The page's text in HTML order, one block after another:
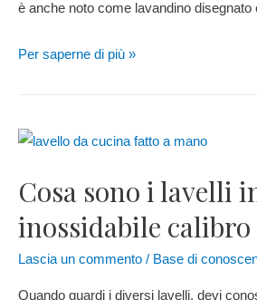
è anche noto come lavandino
Per saperne di più »
Cosa sono i lavelli
inossidabile calibro
Lascia un commento / Base di
Quando guardi i diversi lavelli, devi